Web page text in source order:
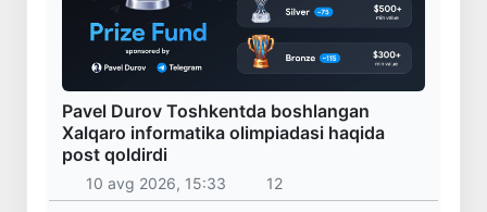
Pavel Durov Toshkentda boshlangan
Xalqaro informatika olimpiadasi haqida
post qoldirdi
10 avg 2026, 15:33 12